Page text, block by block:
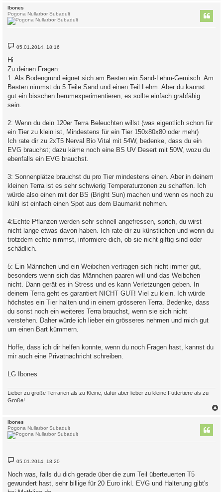
Ibones
Pogona Nullarbor Subadult
B
e
r
a
g
05.01.2014, 18:16
Hi
Zu deinen Fragen:
1: Als Bodengrund eignet sich am Besten ein Sand-Lehm-Gemisch. Am
Besten nimmst du 5 Teile Sand und einen Teil Lehm. Aber du kannst
gut ein bisschen herumexperimentieren, es sollte einfach grabfähig
sein.
2: Wenn du dein 120er Terra Beleuchten willst (was eigentlich schon für
ein Tier zu klein ist, Mindestens für ein Tier 150x80x80 oder mehr)
Ich rate dir zu 2xT5 Nerval Bio Vital mit 54W, bedenke, dass du ein
EVG brauchst; dazu käme noch eine BS UV Desert mit 50W, wozu du
ebenfalls ein EVG brauchst.
3: Sonnenplätze brauchst du pro Tier mindestens einen. Aber in deinem
kleinen Terra ist es sehr schwierig Temperaturzonen zu schaffen. Ich
würde also einen mit der BS (Bright Sun) machen und wenn es noch zu
kühl ist einfach einen Spot aus dem Baumarkt nehmen.
4:Echte Pflanzen werden sehr schnell angefressen, sprich, du wirst
nicht lange etwas davon haben. Ich rate dir zu künstlichen und wenn du
trotzdem echte nimmst, informiere dich, ob sie nicht giftig sind oder
schädlich.
5: Ein Männchen und ein Weibchen vertragen sich nicht immer gut,
besonders wenn sich das Männchen paaren will und das Weibchen
nicht. Dann gerät es in Stress und es kann Verletzungen geben. In
deinem Terra geht es garantiert NICHT GUT! Viel zu klein. Ich würde
höchstes ein Tier halten und in einem grösseren Terra. Bedenke, dass
du sonst noch ein weiteres Terra brauchst, wenn sie sich nicht
verstehen. Daher würde ich lieber ein grösseres nehmen und mich gut
um einen Bart kümmern.
Hoffe, dass ich dir helfen konnte, wenn du noch Fragen hast, kannst du
mir auch eine Privatnachricht schreiben.
LG Ibones
Lieber zu große Terrarien als zu Kleine, dafür aber lieber zu kleine Futtertiere als zu
Große!
Ibones
Pogona Nullarbor Subadult
B
e
t
r
a
05.01.2014, 18:20
Noch was, falls du dich gerade über die zum Teil überteuerten T5
gewundert hast, sehr billige für 20 Euro inkl. EVG und Halterung gibt's